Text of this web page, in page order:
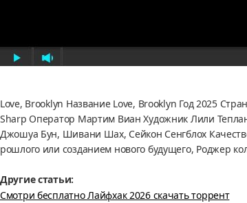
Love, Brooklyn Название Love, Brooklyn Год 2025
Sharp Оператор Мартим Виан Художник Лили
Джошуа Бун, Шивани Шах, Сейкон Сенгблох
рошлого или созданием нового будущего, Роджер
Другие статьи:
Смотри бесплатно Лайфхак 2026 скачать торрент